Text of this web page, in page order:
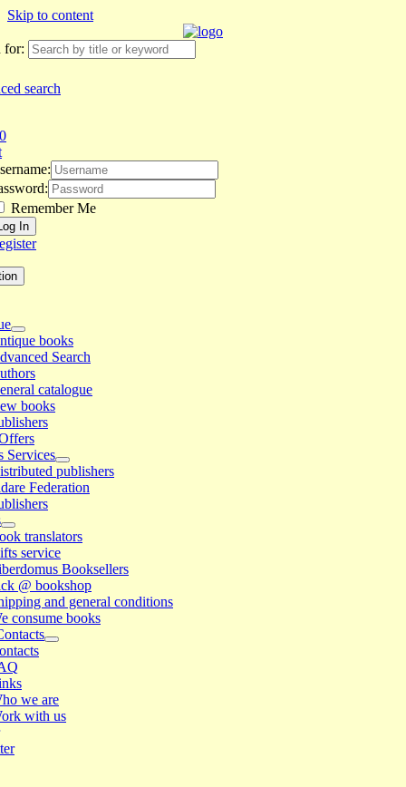
Skip to content
for:
search
0
Remember Me
books
Search
catalogue
books
Services
publishers
Federation
translators
service
Booksellers
@ bookshop
and general conditions
consume books
we are
with us